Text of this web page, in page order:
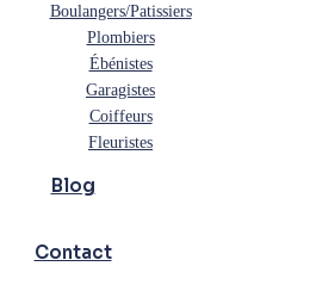
Boulangers/Patissiers
Plombiers
Ébénistes
Garagistes
Coiffeurs
Fleuristes
Blog
Contact